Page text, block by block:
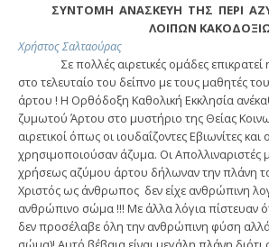
ΣΥΝΤΟΜΗ ΑΝΑΣΚΕΥΗ ΤΗΣ ΠΕΡΙ
ΛΟΙΠΩΝ
Χρήστος Σαλταούρας
Σε πολλές αιρετικές ομάδες επικρατεί
στο τελευταίο του δείπνο με τους μαθητές
άρτου ! Η Ορθόδοξη Καθολική Εκκλησία
ζυμωτού Άρτου στο μυστήριο της Θείας
αιρετικοί όπως οι ιουδαΐζοντες Εβιωνίτες και
χρησιμοποιούσαν άζυμα. Οι Απολλιναριστές
χρήσεως αζύμου άρτου δήλωναν την πλάνη
Χριστός ως άνθρωπος δεν είχε ανθρώπινη
ανθρώπινο σώμα !!! Με άλλα λόγια πίστευαν
δεν προσέλαβε όλη την ανθρώπινη φύση